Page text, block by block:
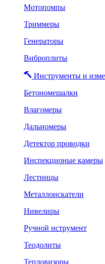
Мотопомпы
Триммеры
Генераторы
Виброплиты
Инструменты и
Бетономешалки
Влагомеры
Дальномеры
Детектор проводки
Инспекционые камеры
Лестницы
Металлоискатели
Нивелиры
Ручной иструмент
Теодолиты
Тепловизоры